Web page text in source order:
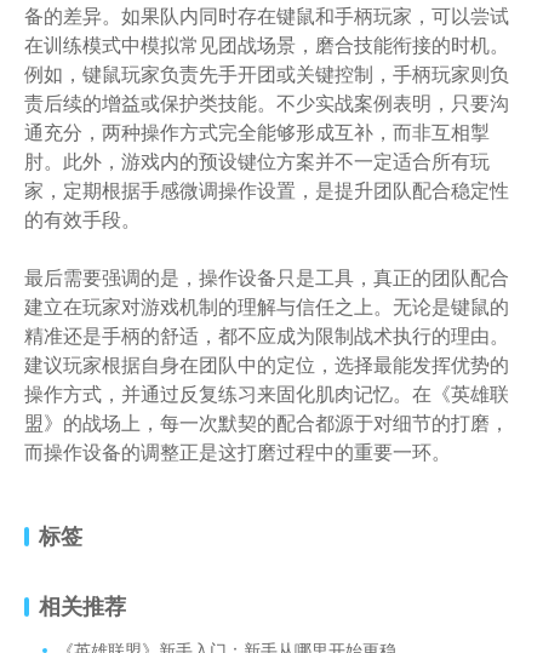
备的差异。如果队内同时存在键鼠和手柄玩家，可以尝试
在训练模式中模拟常见团战场景，磨合技能衔接的时机。
例如，键鼠玩家负责先手开团或关键控制，手柄玩家则负
责后续的增益或保护类技能。不少实战案例表明，只要沟
通充分，两种操作方式完全能够形成互补，而非互相掣
肘。此外，游戏内的预设键位方案并不一定适合所有玩
家，定期根据手感微调操作设置，是提升团队配合稳定性
的有效手段。
最后需要强调的是，操作设备只是工具，真正的团队配合
建立在玩家对游戏机制的理解与信任之上。无论是键鼠的
精准还是手柄的舒适，都不应成为限制战术执行的理由。
建议玩家根据自身在团队中的定位，选择最能发挥优势的
操作方式，并通过反复练习来固化肌肉记忆。在《英雄联
盟》的战场上，每一次默契的配合都源于对细节的打磨，
而操作设备的调整正是这打磨过程中的重要一环。
标签
相关推荐